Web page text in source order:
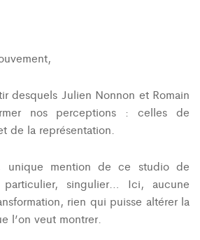
desquels Julien Nonnon et Romain
nos perceptions : celles de
de la représentation.
mention de ce studio de
particulier, singulier… Ici, aucune
rien qui puisse altérer la
l’on veut montrer.